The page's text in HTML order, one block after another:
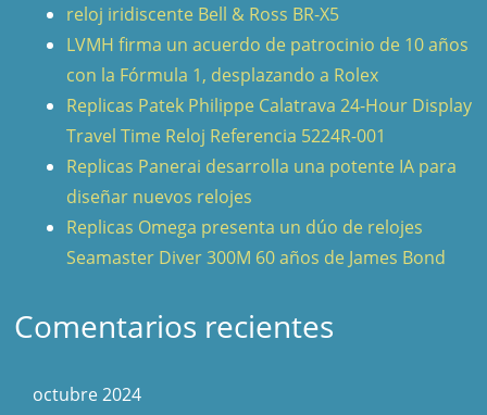
reloj iridiscente Bell & Ross BR-X5
LVMH firma un acuerdo de patrocinio de 10 años
con la Fórmula 1, desplazando a Rolex
Replicas Patek Philippe Calatrava 24-Hour Display
Travel Time Reloj Referencia 5224R-001
Replicas Panerai desarrolla una potente IA para
diseñar nuevos relojes
Replicas Omega presenta un dúo de relojes
Seamaster Diver 300M 60 años de James Bond
Comentarios recientes
octubre 2024